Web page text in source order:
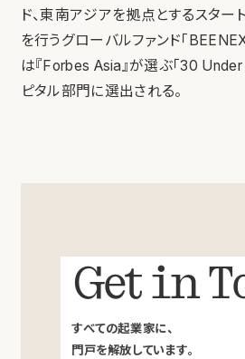
ド、東南アジアを拠点とするスター
を行うグローバルファンド「
は『Forbes Asia』が選ぶ「30
ピタル部門に選出される。
Get in
すべての起業家に、
門戸を解放しています。